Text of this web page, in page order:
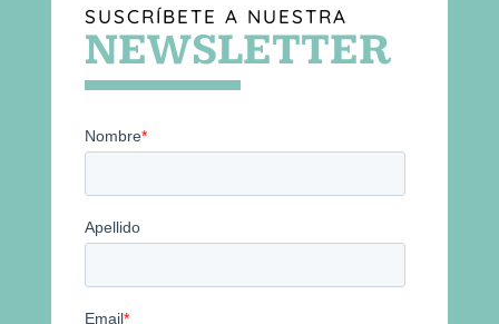
SUSCRÍBETE A NUESTRA
NEWSLETTER